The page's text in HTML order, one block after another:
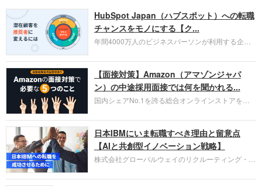
HubSpot Japan（ハブスポット）への転職
チャンスをモノにする【ク...
年間4000万人のビジネスパーソンが利用する企業
お勧めするイチオシ企業をご紹介します。今回はク
ラウド型CRMプラットフォームを提供する
HubSpot Japan（ハブスポット・ジャパン）株式会
社です。採用面接対策の企業研究にご活用くださ
い。
【面接対策】Amazon（アマゾンジャパ
ン）の中途採用面接では何を聞かれる...
国内シェアNo.1を誇る総合オンラインストアを運
圧倒的な存在感を持つAmazon。中途採用面接では
過去の具体的な業務成果やリーダーシップの発揮、
失敗からの学びが重視され、人間性やカルチャーフ
ィットも評価対象となり、長期的に成長できる仲間
であるかを多角的に審査されます。
日本IBMにいま転職すべき理由と留意点
【AIと共創型イノベーション戦略】
株式会社グローバルウェイのリクルーティング・パ
パーソンが利用する企業口コミサイト「キャリコ